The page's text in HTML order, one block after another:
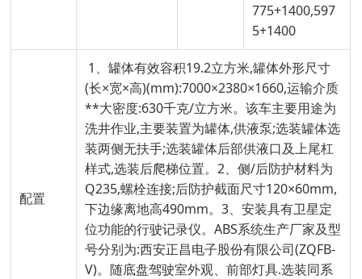
775+1400,597
5+1400
配置
1、罐体有效容积19.2立方米,罐体外形尺寸
(长×宽×高)(mm):7000×2380×1660,运输介质
**大密度:630千克/立方米。该车主要用途为
洗井作业,主要装置为罐体,供液泵;选装罐体选
装两侧无扶手;选装罐体后部供液口及上尾杠
样式,选装后爬梯位置。2、侧/后防护材料为
Q235,螺栓连接;后防护截面尺寸120×60mm,
下边缘离地高490mm。3、安装具有卫星定
位功能的行驶记录仪。ABS系统生产厂家及型
号分别为:西安正昌电子股份有限公司(ZQFB-
V)。随底盘驾驶室外观、前部灯具.选装同系